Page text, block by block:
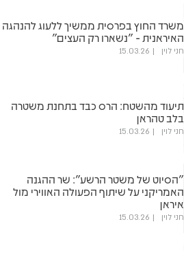
משרד החוץ בפרסית ממשיך ללעוג להנהגה
האיראנית - "נשארו רק העצים"
חני לוין 15.03.26
תיעוד מהשטח: הרס כבד בתחנת משטרה
בלב טהראן
חני לוין 15.03.26
"הסיוט של משטר הרשע": שר ההגנה
האמריקני על שיתוף הפעולה האווירי מול
איראן
חני לוין 15.03.26